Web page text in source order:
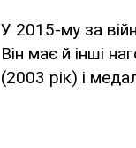
У 2015-му за
Він має й інші
(2003 рік) і